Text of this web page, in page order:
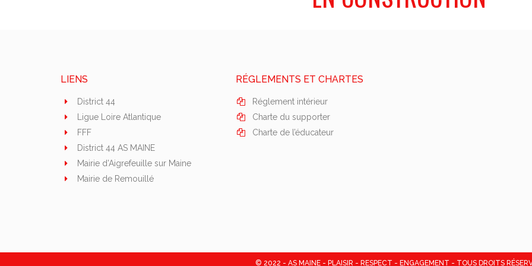
LIENS
District 44
Ligue Loire Atlantique
FFF
District 44 AS MAINE
Mairie d’Aigrefeuille sur Maine
Mairie de Remouillé
RÉGLEMENTS ET CHARTES
Réglement intérieur
Charte du supporter
Charte de l’éducateur
© 2022 - AS MAINE - PLAISIR - RESPECT - ENGAGEMENT - TOUS DROITS